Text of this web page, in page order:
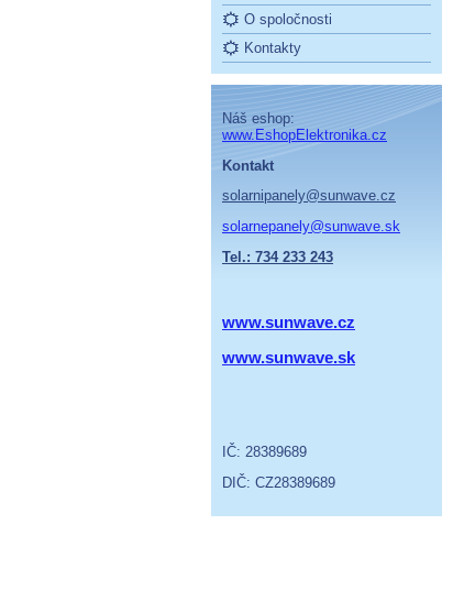
O spoločnosti
Kontakty
Náš eshop:
www.EshopElektronika.cz
Kontakt
solarnipanely@sunwave.cz
solarnepanely@sunwave.sk
Tel.: 734 233 243
www.sunwave.cz
www.sunwave.sk
IČ: 28389689
DIČ: CZ28389689